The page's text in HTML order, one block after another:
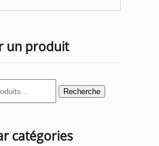
un produit
Recherche
catégories